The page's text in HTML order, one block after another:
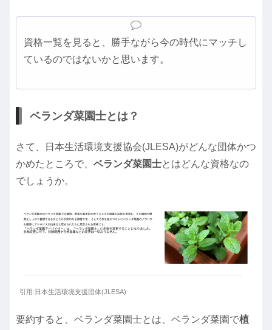
資格一覧を見ると、勝手ながら今の時代にマッチし
ているのではないかと思います。
ベランダ菜園士とは？
さて、日本生活環境支援協会(JLESA)がどんな団体かつ
かめたところで、 ベランダ菜園士とはどんな資格なの
でしょうか。
引用:日本生活環境支援団体(JLESA)
要約すると、ベランダ菜園士とは、ベランダ菜園で植